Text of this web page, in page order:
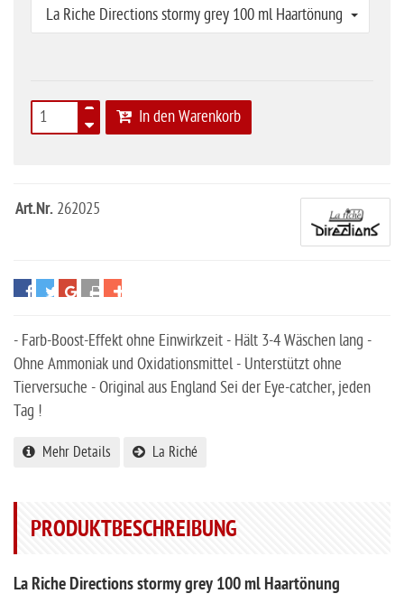
La Riche Directions stormy grey 100 ml Haartönung
In den Warenkorb
Art.Nr. 262025
- Farb-Boost-Effekt ohne Einwirkzeit - Hält 3-4 Wäschen lang -
Ohne Ammoniak und Oxidationsmittel - Unterstützt ohne
Tierversuche - Original aus England Sei der Eye-catcher, jeden
Tag !
Mehr Details La Riché
PRODUKTBESCHREIBUNG
La Riche Directions stormy grey 100 ml Haartönung